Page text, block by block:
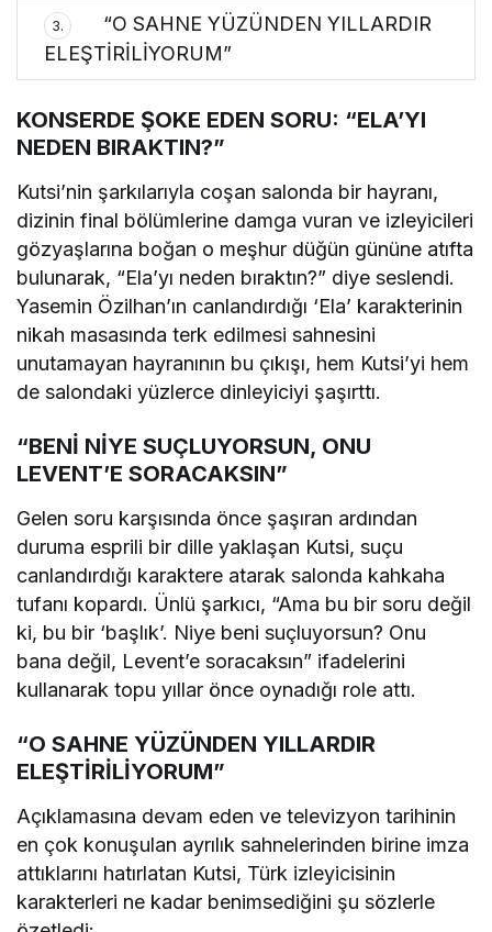
3.
“O SAHNE YÜZÜNDEN YILLARDIR
ELEŞTİRİLİYORUM”
KONSERDE ŞOKE EDEN SORU: “ELA’YI
NEDEN BIRAKTIN?”
Kutsi’nin şarkılarıyla coşan salonda bir hayranı,
dizinin final bölümlerine damga vuran ve izleyicileri
gözyaşlarına boğan o meşhur düğün gününe atıfta
bulunarak, “Ela’yı neden bıraktın?” diye seslendi.
Yasemin Özilhan’ın canlandırdığı ‘Ela’ karakterinin
nikah masasında terk edilmesi sahnesini
unutamayan hayranının bu çıkışı, hem Kutsi’yi hem
de salondaki yüzlerce dinleyiciyi şaşırttı.
“BENİ NİYE SUÇLUYORSUN, ONU
LEVENT’E SORACAKSIN”
Gelen soru karşısında önce şaşıran ardından
duruma esprili bir dille yaklaşan Kutsi, suçu
canlandırdığı karaktere atarak salonda kahkaha
tufanı kopardı. Ünlü şarkıcı, “Ama bu bir soru değil
ki, bu bir ‘başlık’. Niye beni suçluyorsun? Onu
bana değil, Levent’e soracaksın” ifadelerini
kullanarak topu yıllar önce oynadığı role attı.
“O SAHNE YÜZÜNDEN YILLARDIR
ELEŞTİRİLİYORUM”
Açıklamasına devam eden ve televizyon tarihinin
en çok konuşulan ayrılık sahnelerinden birine imza
attıklarını hatırlatan Kutsi, Türk izleyicisinin
karakterleri ne kadar benimsediğini şu sözlerle